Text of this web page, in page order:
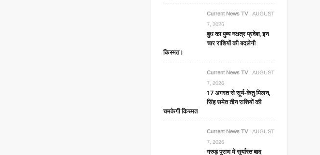
Current News TV
AUGUST
7, 2026
बुध का पुष्य नक्षत्र प्रवेश, इन
चार राशियों की बदलेगी
किस्मत।
Current News TV
AUGUST
7, 2026
17 अगस्त से सूर्य-केतु मिलन,
सिंह समेत तीन राशियों की
चमकेगी किस्मत
Current News TV
AUGUST
7, 2026
गरुड़ पुराण में सूर्यास्त बाद